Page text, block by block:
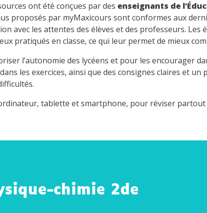
ont été conçues par des enseignants de
proposés par myMaxicours sont conformes aux
avec les attentes des élèves et des professeurs.
pratiqués en classe, ce qui leur permet de mieux
l’autonomie des lycéens et pour les encourager
les exercices, ainsi que des consignes claires et
tablette et smartphone, pour réviser
chimie 2de